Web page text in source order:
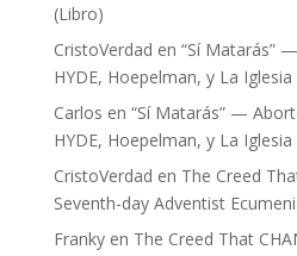
(Libro)
CristoVerdad en “Sí Matarás”
HYDE, Hoepelman, y La
Carlos en “Sí Matarás” —
HYDE, Hoepelman, y La
CristoVerdad en The Creed
Seventh-day Adventist
Frankyen The Creed That